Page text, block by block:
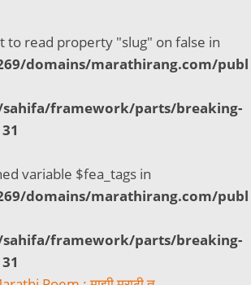
to read property "slug" on false in
domains/marathirang.com/publ
framework/parts/breaking-
31
variable $fea_tags in
domains/marathirang.com/publ
framework/parts/breaking-
31